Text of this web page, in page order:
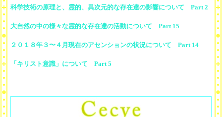
科学技術の原理と、霊的、異次元的な存在達の影響について Part 2
大自然の中の様々な霊的な存在達の活動について Part 15
２０１８年３〜４月現在のアセンションの状況について Part 14
「キリスト意識」について Part 5